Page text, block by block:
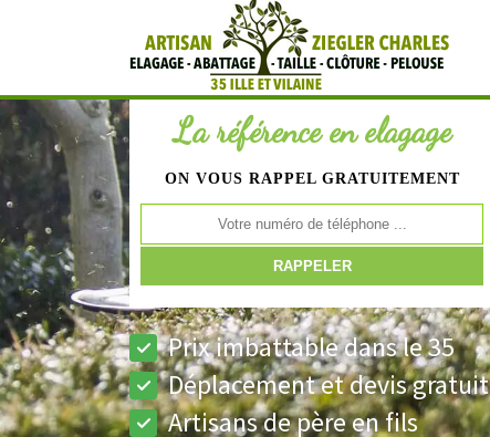
La référence en elagage
ON VOUS RAPPEL GRATUITEMENT
Prix imbattable dans le 35
Déplacement et devis gratuit
Artisans de père en fils